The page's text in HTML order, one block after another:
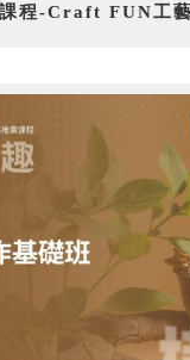
程-Craft FUN工